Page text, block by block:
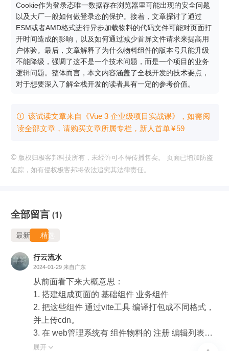
Cookie作为登录态唯一数据存在浏览器里可能出现的安全问题
以及大厂一般如何做登录态的保护。接着，文章探讨了通过
ESM或者AMD格式进行异步加载物料的代码文件可能对页面打
开时间造成的影响，以及如何通过减少首屏文件请求来提高用
户体验。最后，文章解释了为什么物料组件的版本号只能升级
不能降级，强调了这不是一个技术问题，而是一个项目的业务
逻辑问题。整体而言，本文内容涵盖了全栈开发的技术要点，
对于想要深入了解全栈开发的读者具有一定的参考价值。
 该试读文章来自《Vue 3 企业级项目实战课》，如需阅
读全部文章，请购买文章所属专栏 ，新⼈⾸单¥59
© 版权归极客邦科技所有，未经许可不得传播售卖。 页面已增加防盗
追踪，如有侵权极客邦将依法追究其法律责任。
全部留言 (1)
最新 精选
行云流水
2024-01-29 来自广东
从前面看下来大概意思：
1. 搭建组成页面的 基础组件 业务组件
2. 把这些组件 通过vite工具 编译打包成不同格式，
并上传cdn。
3. 在 web管理系统有 组件物料的 注册 编辑列表管
理
展开 